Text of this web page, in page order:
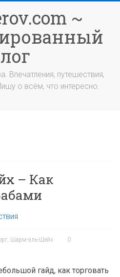
~
Впечатления, путешествия,
о всём, что интересно.
– Как
, Шарм-эль-Шейх
0
гайд, как торговать